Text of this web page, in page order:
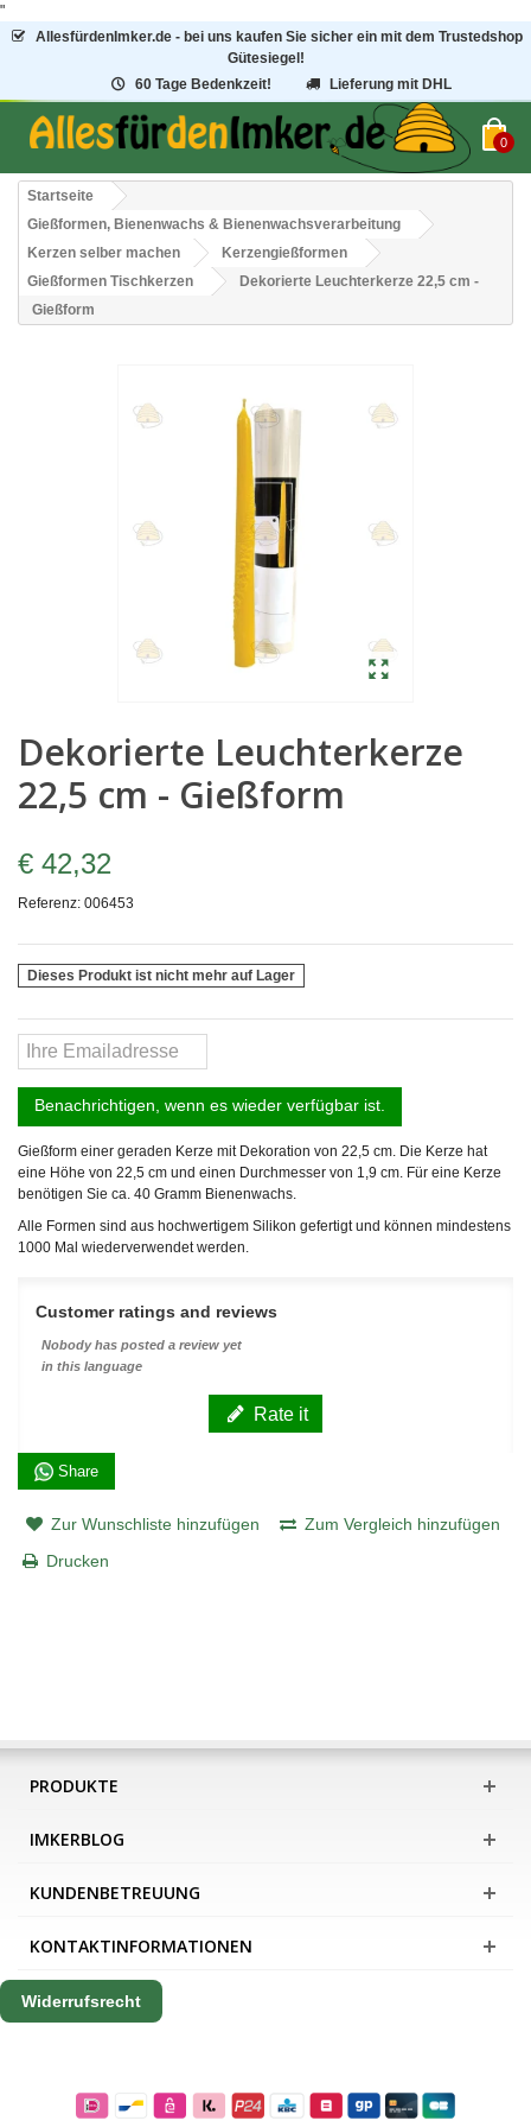
"
AllesfürdenImker.de - bei uns kaufen Sie sicher ein mit dem Trustedshop
Gütesiegel!
60 Tage Bedenkzeit!
Lieferung mit DHL
0
Startseite
Gießformen, Bienenwachs & Bienenwachsverarbeitung
Kerzen selber machen
Kerzengießformen
Gießformen Tischkerzen
Dekorierte Leuchterkerze 22,5 cm -
Gießform
Dekorierte Leuchterkerze
22,5 cm - Gießform
€ 42,32
Referenz: 006453
Dieses Produkt ist nicht mehr auf Lager
Benachrichtigen, wenn es wieder verfügbar ist.
Gießform einer geraden Kerze mit Dekoration von 22,5 cm. Die Kerze hat
eine Höhe von 22,5 cm und einen Durchmesser von 1,9 cm. Für eine Kerze
benötigen Sie ca. 40 Gramm Bienenwachs.
Alle Formen sind aus hochwertigem Silikon gefertigt und können mindestens
1000 Mal wiederverwendet werden.
Customer ratings and reviews
Nobody has posted a review yet
in this language
Rate it
Share
Zur Wunschliste hinzufügen
Zum Vergleich hinzufügen
Drucken
PRODUKTE
IMKERBLOG
KUNDENBETREUUNG
KONTAKTINFORMATIONEN
Widerrufsrecht